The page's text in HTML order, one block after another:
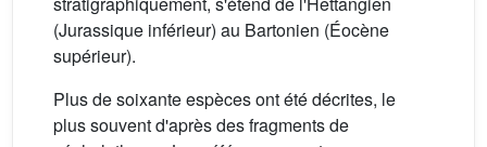
(Jurassique inférieur) au Bartonien (Éocène
supérieur).
Plus de soixante espèces ont été décrites, le
plus souvent d'après des fragments de